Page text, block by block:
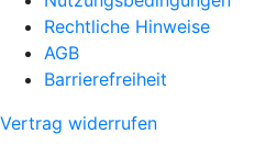
Rechtliche Hinweise
AGB
Barrierefreiheit
Vertrag widerrufen